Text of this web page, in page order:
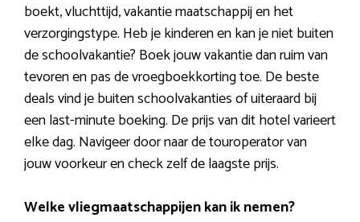
boekt, vluchttijd, vakantie maatschappij en het
verzorgingstype. Heb je kinderen en kan je niet buiten
de schoolvakantie? Boek jouw vakantie dan ruim van
tevoren en pas de vroegboekkorting toe. De beste
deals vind je buiten schoolvakanties of uiteraard bij
een last-minute boeking. De prijs van dit hotel varieert
elke dag. Navigeer door naar de touroperator van
jouw voorkeur en check zelf de laagste prijs.
Welke vliegmaatschappijen kan ik nemen?